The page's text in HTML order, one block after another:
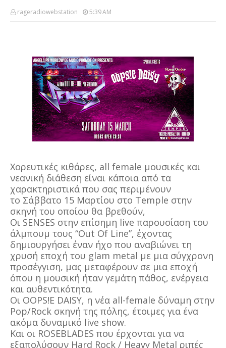
rageradiowebstation 5:39 AM
Χορευτικές κιθάρες, all female μουσικές και
νεανική διάθεση είναι κάποια από τα
χαρακτηριστικά που σας περιμένουν
το Σάββατο 15 Μαρτίου στο Temple στην
σκηνή του οποίου θα βρεθούν,
Οι SENSES στην επίσημη live παρουσίαση του
άλμπουμ τους “Out Of Line”, έχοντας
δημιουργήσει έναν ήχο που αναβιώνει τη
χρυσή εποχή του glam metal με μια σύγχρονη
προσέγγιση, μας μεταφέρουν σε μια εποχή
όπου η μουσική ήταν γεμάτη πάθος, ενέργεια
και αυθεντικότητα.
Οι OOPS!E DAISY, η νέα all-female δύναμη στην
Pop/Rock σκηνή της πόλης, έτοιμες για ένα
ακόμα δυναμικό live show.
Και οι ROSEBLADES που έρχονται για να
εξαπολύσουν Hard Rock / Heavy Metal ριπές